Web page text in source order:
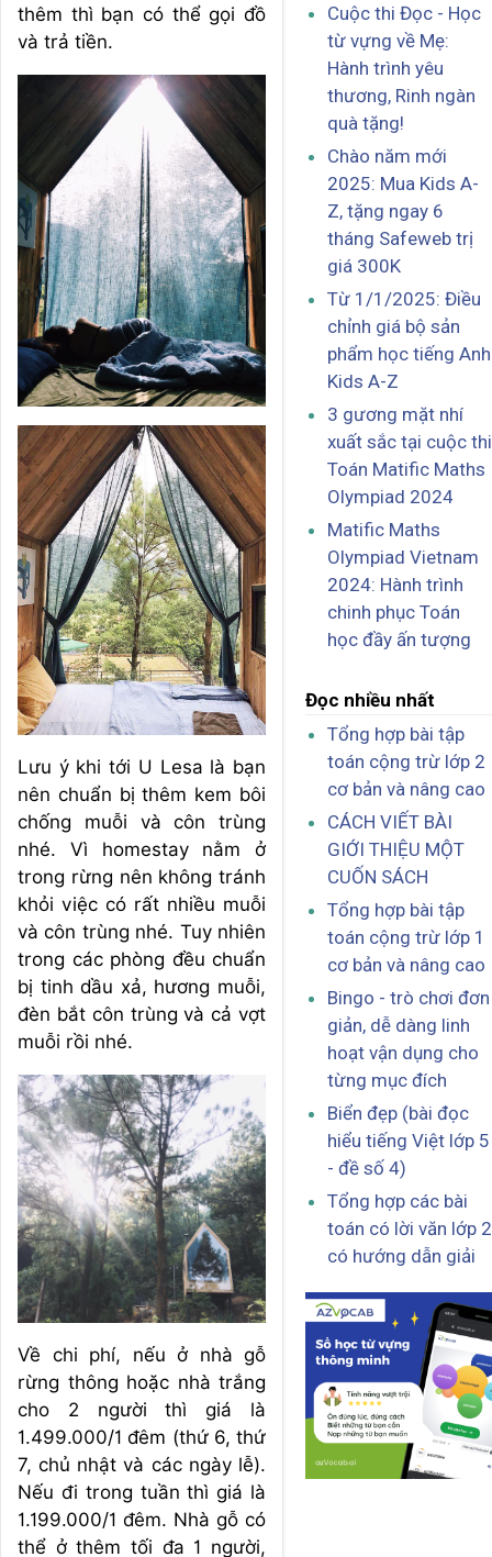
thêm thì bạn có thể gọi đồ
và trả tiền.
Lưu ý khi tới U Lesa là bạn
nên chuẩn bị thêm kem bôi
chống muỗi và côn trùng
nhé. Vì homestay nằm ở
trong rừng nên không tránh
khỏi việc có rất nhiều muỗi
và côn trùng nhé. Tuy nhiên
trong các phòng đều chuẩn
bị tinh dầu xả, hương muỗi,
đèn bắt côn trùng và cả vợt
muỗi rồi nhé.
Về chi phí, nếu ở nhà gỗ
rừng thông hoặc nhà trắng
cho 2 người thì giá là
1.499.000/1 đêm (thứ 6, thứ
7, chủ nhật và các ngày lễ).
Nếu đi trong tuần thì giá là
1.199.000/1 đêm. Nhà gỗ có
thể ở thêm tối đa 1 người,
Cuộc thi Đọc - Học
từ vựng về Mẹ:
Hành trình yêu
thương, Rinh ngàn
quà tặng!
Chào năm mới
2025: Mua Kids A-
Z, tặng ngay 6
tháng Safeweb trị
giá 300K
Từ 1/1/2025: Điều
chỉnh giá bộ sản
phẩm học tiếng Anh
Kids A-Z
3 gương mặt nhí
xuất sắc tại cuộc thi
Toán Matific Maths
Olympiad 2024
Matific Maths
Olympiad Vietnam
2024: Hành trình
chinh phục Toán
học đầy ấn tượng
Đọc nhiều nhất
Tổng hợp bài tập
toán cộng trừ lớp 2
cơ bản và nâng cao
CÁCH VIẾT BÀI
GIỚI THIỆU MỘT
CUỐN SÁCH
Tổng hợp bài tập
toán cộng trừ lớp 1
cơ bản và nâng cao
Bingo - trò chơi đơn
giản, dễ dàng linh
hoạt vận dụng cho
từng mục đích
Biển đẹp (bài đọc
hiểu tiếng Việt lớp 5
- đề số 4)
Tổng hợp các bài
toán có lời văn lớp 2
có hướng dẫn giải